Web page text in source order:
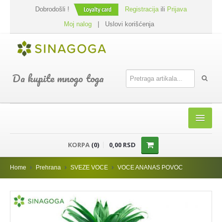
Dobrodošli ! Registracijaili Prijava
Moj nalog
Uslovi korišćenja
Da kupite mnogo toga
SHOP
PREHRANA
DODACI JELIMA
KORPA (0) 0,00 RSD
Home Prehrana SVEZE VOCE VOCE ANANAS POVOC